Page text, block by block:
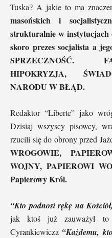
Tuska? A jakie to ma
masońskich i
strukturalnie w instytucjach
skoro prezes socjalista a
SPRZECZNOŚĆ.
HIPOKRYZJA,
NARODU W BŁĄD.
Redaktor “Liberte” jako
Dzisiaj wszyscy pisowcy,
rzucili się do obrony przed
WROGOWIE,
WOJNY, PAPIEROWI
Papierowy Król.
“Kto podnosi rękę na
jak ktoś już zauważył to
Cyrankiewicza “Każdemu,